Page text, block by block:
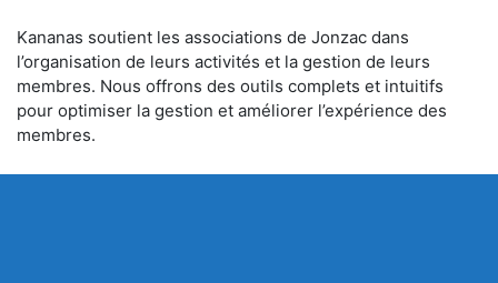
Kananas soutient les associations de Jonzac dans
l’organisation de leurs activités et la gestion de leurs
membres. Nous offrons des outils complets et intuitifs
pour optimiser la gestion et améliorer l’expérience des
membres.